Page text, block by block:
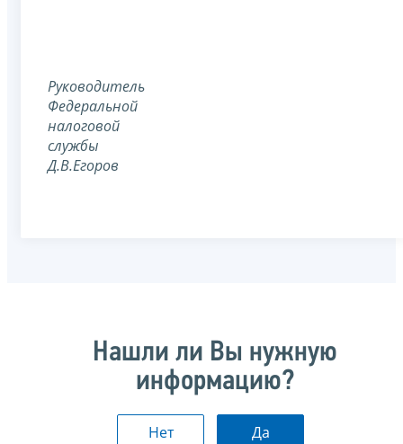
Руководитель
Федеральной
налоговой
службы
Д.В.Егоров
Нашли ли Вы нужную
информацию?
Нет Да